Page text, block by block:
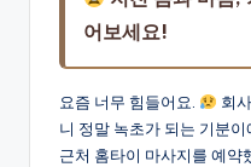
어보세요!
요즘 너무 힘들어요.
회
니 정말 녹초가 되는 기분
근처 홈타이 마사지를 예약